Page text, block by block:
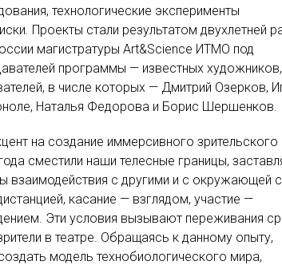
технологические эксперименты
Проекты стали результатом двухлетней
магистратуры Art&Science ИТМО под
программы — известных художников,
в числе которых — Дмитрий Озерков,
Наталья Федорова и Борис Шершенков.
на создание иммерсивного зрительского
сместили наши телесные границы,
взаимодействия с другими и с окружающей
касание — взглядом, участие —
Эти условия вызывают переживания
в театре. Обращаясь к данному опыту,
модель технобиологического мира,